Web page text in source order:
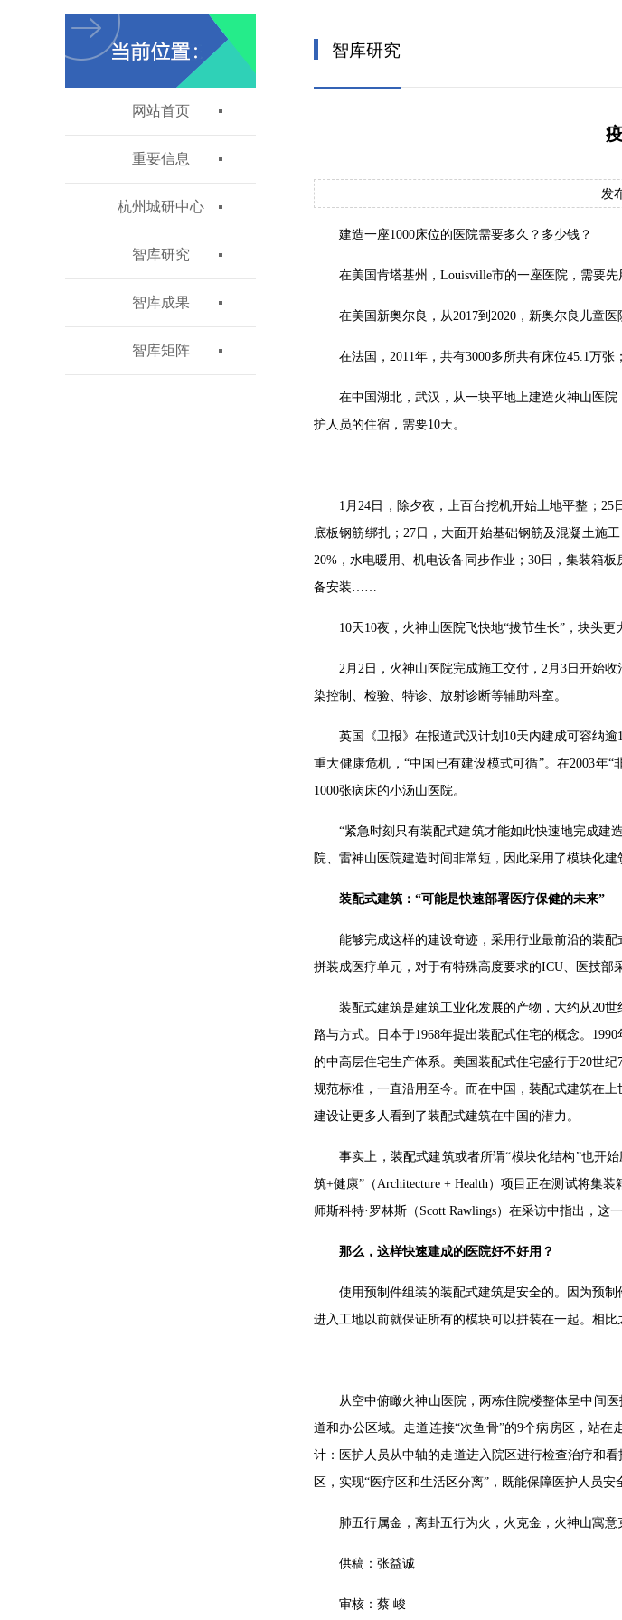
网站首页
重要信息
杭州城研中心
智库研究
智库成果
智库矩阵
智库研究
发
建造一座1000床位的医院需要多久？多少钱？
在美国肯塔基州，Louisville市的一座医院，需要
在美国新奥尔良，从2017到2020，新奥尔良儿童
在法国，2011年，共有3000多所共有床位45.1万
在中国湖北，武汉，从一块平地上建造火神山医
护人员的住宿，需要10天。
1月24日，除夕夜，上百台挖机开始土地平整；
底板钢筋绑扎；27日，大面开始基础钢筋及混凝土施
20%，水电暖用、机电设备同步作业；30日，集装箱
备安装……
10天10夜，火神山医院飞快地“拔节生长”，块头
2月2日，火神山医院完成施工交付，2月3日开始
染控制、检验、特诊、放射诊断等辅助科室。
英国《卫报》在报道武汉计划10天内建成可容纳
重大健康危机，“中国已有建设模式可循”。在2003年
1000张病床的小汤山医院。
“紧急时刻只有装配式建筑才能如此快速地完成建
院、雷神山医院建造时间非常短，因此采用了模块化
装配式建筑：“可能是快速部署医疗保健的未来”
能够完成这样的建设奇迹，采用行业最前沿的装
拼装成医疗单元，对于有特殊高度要求的ICU、医技部
装配式建筑是建筑工业化发展的产物，大约从20
路与方式。日本于1968年提出装配式住宅的概念。
的中高层住宅生产体系。美国装配式住宅盛行于20世
规范标准，一直沿用至今。而在中国，装配式建筑在
建设让更多人看到了装配式建筑在中国的潜力。
事实上，装配式建筑或者所谓“模块化结构”也开
筑+健康”（Architecture + Health）项目正在测试将集
师斯科特·罗林斯（Scott Rawlings）在采访中指出，这
那么，这样快速建成的医院好不好用？
使用预制件组装的装配式建筑是安全的。因为预
进入工地以前就保证所有的模块可以拼装在一起。相
从空中俯瞰火神山医院，两栋住院楼整体呈中间
道和办公区域。走道连接“次鱼骨”的9个病房区，站
计：医护人员从中轴的走道进入院区进行检查治疗和
区，实现“医疗区和生活区分离”，既能保障医护人员安
肺五行属金，离卦五行为火，火克金，火神山寓
供稿：张益诚
审核：蔡 峻